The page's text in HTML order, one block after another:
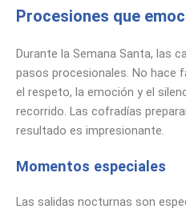
Procesiones que
Durante la Semana Santa, las
pasos procesionales. No hace
el respeto, la emoción y el
recorrido. Las cofradías
resultado es impresionante.
Momentos especiales
Las salidas nocturnas son